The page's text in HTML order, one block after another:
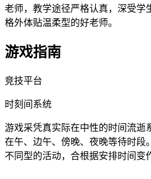
老师，教学途径严格认真，深受学
格外体贴温柔型的好老师。
游戏指南
竞技平台
时刻间系统
游戏采凭真实际在中性的时间流逝
在午、边午、傍晚、夜晚等待时段
不同型的活动，合根据安排时间变